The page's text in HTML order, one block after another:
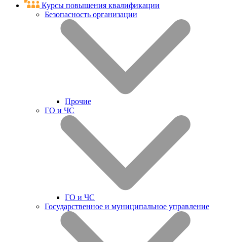
Курсы повышения квалификации
Безопасность организации
Прочие
ГО и ЧС
ГО и ЧС
Государственное и муниципальное управление